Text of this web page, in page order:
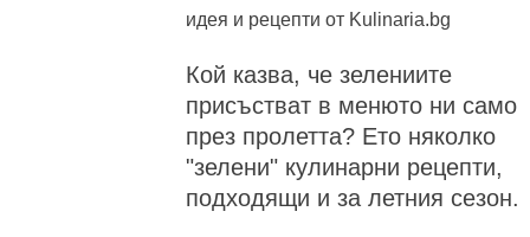
идея и рецепти от Kulinaria.bg
Кой казва, че зелениите
присъстват в менюто ни само
през пролетта? Ето няколко
"зелени" кулинарни рецепти,
подходящи и за летния сезон.